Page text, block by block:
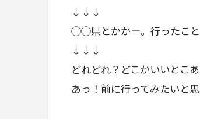
↓↓↓
◯◯県とかかー。行ったこと
↓↓↓
どれどれ？どこかいいとこあ
あっ！前に行ってみたいと